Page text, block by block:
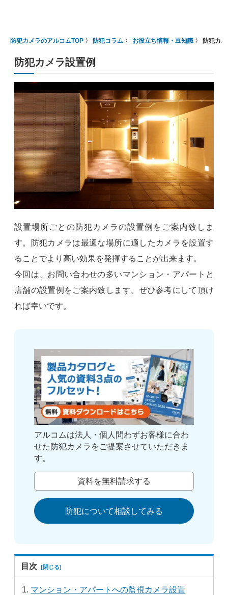
防犯カメラのアルコムTOP 防犯コラム お役立ち情報・豆知識 防犯カ
防犯カメラ設置例
設置場所ごとの防犯カメラの設置例をご案内致しま
す。防犯カメラは最適な場所に適したカメラを設置す
ることでより高い効果を発揮することが出来ます。
今回は、お問い合わせの多いマンション・アパートと
店舗の設置例をご案内致します。ぜひ参考にして頂け
れば幸いです。
アルコムは法人・個人問わずお客様に合わ
せた防犯カメラをご提案させていただきま
す。
資料を無料請求する
防犯について相談してみる
目次
マンション・アパートへの監視カメラ設置